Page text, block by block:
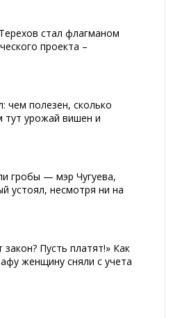
стал флагманом
проекта –
чем полезен, сколько
тут урожай вишен и
гробы — мэр Чугуева,
устоял, несмотря ни на
Пусть платят!» Как
женщину сняли с учета